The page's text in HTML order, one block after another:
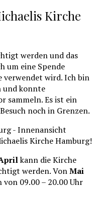
Kirche
werden und das
um eine Spende
verwendet wird. Ich bin
und konnte
sammeln. Es ist ein
noch in Grenzen.
Kirche Hamburg!
kann die Kirche
werden. VonMai
09.00 – 20.00 Uhr